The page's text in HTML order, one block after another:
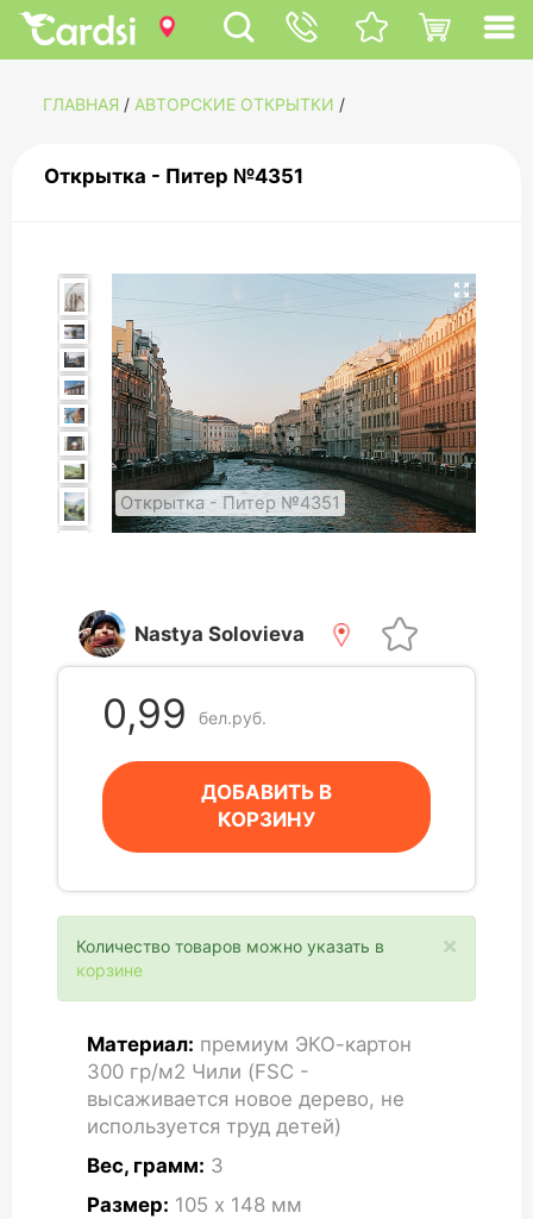
ГЛАВНАЯ / АВТОРСКИЕ ОТКРЫТКИ /
Открытка - Питер №4351
Открытка - Питер №4351
Nastya Solovieva
0,99 бел.руб.
ДОБАВИТЬ В
КОРЗИНУ
×
Количество товаров можно указать в
корзине
Материал: премиум ЭКО-картон
300 гр/м2 Чили (FSC -
высаживается новое дерево, не
используется труд детей)
Вес, грамм: 3
Размер: 105 x 148 мм